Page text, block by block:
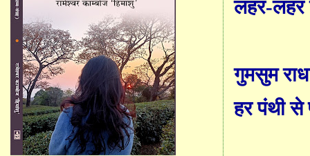
लहर-लहर
गुमसुम
हर पंथी से